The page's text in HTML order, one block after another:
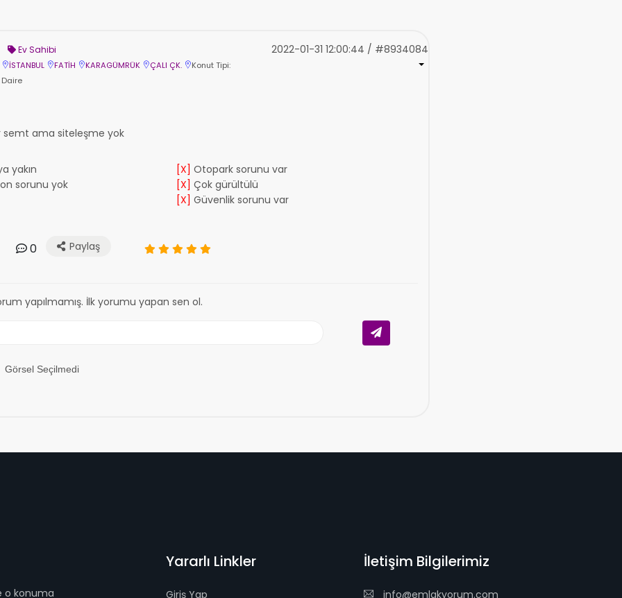
Ev Sahibi
İSTANBUL FATİH KARAGÜMRÜK ÇALI ÇK.
Konut Tipi:
Daire
2022-01-31 12:00:44 / #8934084
semt ama siteleşme yok
yakın
sorunu yok
[X] Otopark sorunu var
[X] Çok gürültülü
[X] Güvenlik sorunu var
0 Paylaş
yapılmamış. İlk yorumu yapan sen ol.
Görsel Seçilmedi
o konuma
Yararlı Linkler
Giriş Yap
İletişim Bilgilerimiz
info@emlakyorum.com